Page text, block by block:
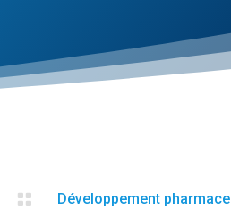
 Développement